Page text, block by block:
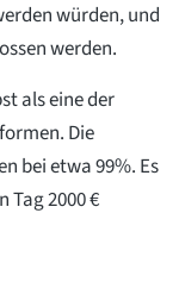
würden, und
werden.
als eine der
Die
bei etwa 99%. Es
2000 €